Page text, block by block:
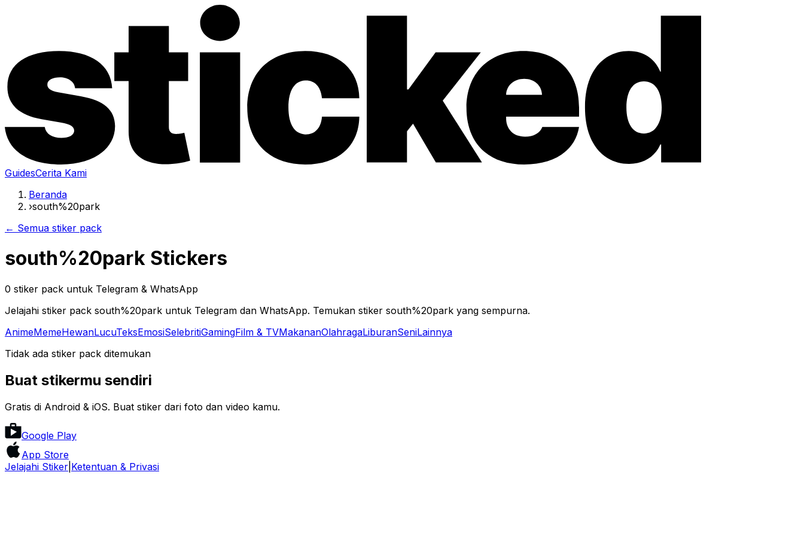
GuidesCerita Kami
Beranda
›south%20park
← Semua stiker pack
south%20park Stickers
0 stiker pack untuk Telegram & WhatsApp
Jelajahi stiker pack south%20park untuk Telegram dan WhatsApp. Temukan stiker south%20park yang sempurna.
AnimeMemeHewanLucuTeksEmosiSelebritiGamingFilm & TVMakananOlahragaLiburanSeniLainnya
Tidak ada stiker pack ditemukan
Buat stikermu sendiri
Gratis di Android & iOS. Buat stiker dari foto dan video kamu.
Google Play
App Store
Jelajahi Stiker Ketentuan & Privasi